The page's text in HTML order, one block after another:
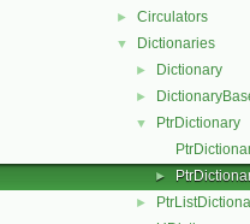
► Circulators
▼ Dictionaries
► Dictionary
►
▼
PtrDictionary
►
►